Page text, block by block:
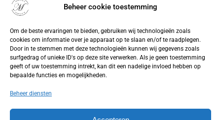
Beheer cookie toestemming
Om de beste ervaringen te bieden, gebruiken wij technologieën zoals
cookies om informatie over je apparaat op te slaan en/of te raadplegen.
Door in te stemmen met deze technologieën kunnen wij gegevens zoals
surfgedrag of unieke ID's op deze site verwerken. Als je geen toestemming
geeft of uw toestemming intrekt, kan dit een nadelige invloed hebben op
bepaalde functies en mogelijkheden.
Beheer diensten
© 2026 by WebUnlimited–Algemene voorwaarden